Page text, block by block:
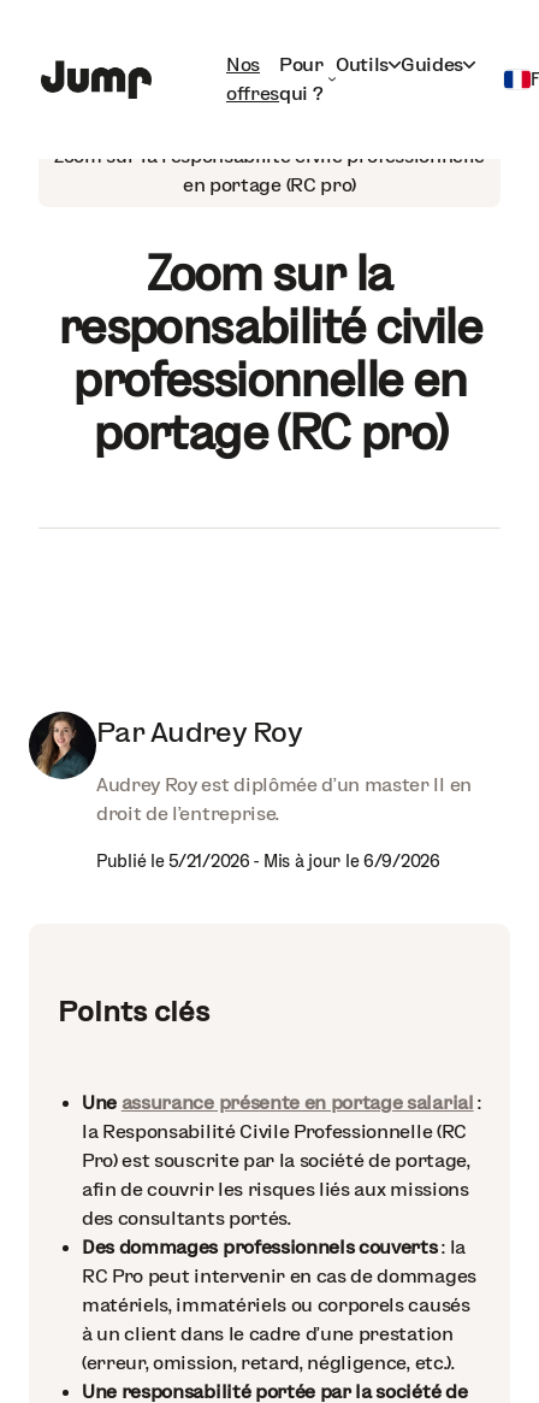
Nos
offres
Pour
qui ?
Outils Guides
Zoom sur la responsabilité civile professionnelle
en portage (RC pro)
Zoom sur la
responsabilité civile
professionnelle en
portage (RC pro)
ParAudrey Roy
Audrey Roy est diplômée d'un master II en
droit de l'entreprise.
Publié le 5/21/2026 - Mis à jour le 6/9/2026
Points clés
Une assurance présente en portage salarial :
la Responsabilité Civile Professionnelle (RC
Pro) est souscrite par la société de portage,
afin de couvrir les risques liés aux missions
des consultants portés.
Des dommages professionnels couverts: la
RC Pro peut intervenir en cas de dommages
matériels, immatériels ou corporels causés
à un client dans le cadre d’une prestation
(erreur, omission, retard, négligence, etc.).
Une responsabilité portée par la société de